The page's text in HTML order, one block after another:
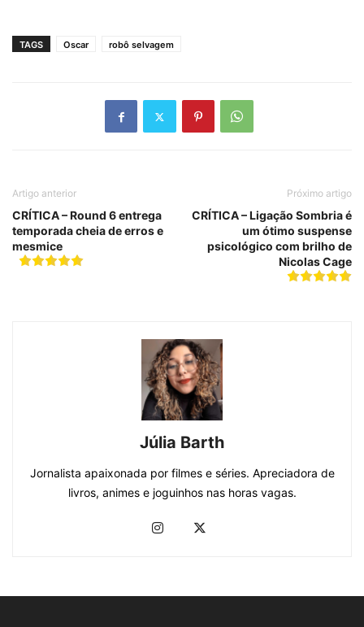
TAGS Oscar robô selvagem
Artigo anterior
CRÍTICA – Round 6 entrega
temporada cheia de erros e
mesmice
Próximo artigo
CRÍTICA – Ligação Sombria é
um ótimo suspense
psicológico com brilho de
Nicolas Cage
Júlia Barth
Jornalista apaixonada por filmes e séries. Apreciadora de
livros, animes e joguinhos nas horas vagas.